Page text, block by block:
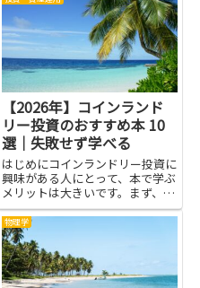
を学ぶと、日々の食事選びが楽に
なります。栄養吸収を学ぶ視点を
持つと、体の成長やエネルギー
の...
【2026年】コインランド
リー投資のおすすめ本 10
選｜失敗せず学べる
はじめにコインランドリー投資に
興味がある人にとって、本で学ぶ
メリットは大きいです。まず、ビ
ジネスの基本構造や収支の考え方
を把握することで、資金計画や利
益見込みがイメージしやすくなり
ます。設備やメンテナンス、集客
の実例を知れば、現場での判断
や...
物理学